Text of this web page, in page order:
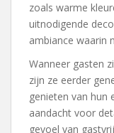
zoals warme
uitnodigende
ambiance waarin
Wanneer gasten
zijn ze eerder
genieten van hun
aandacht voor
gevoel van